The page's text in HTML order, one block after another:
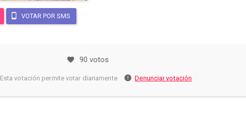
VOTAR POR SMS
90 votos
Esta votación permite votar diariamente Denunciar votación